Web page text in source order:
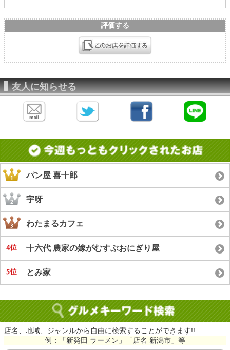
評価する
友人に知らせる
パン屋 喜十郎
宇呀
わたまるカフェ
十六代 農家の嫁がむすぶおにぎり屋
とみ家
店名、地域、ジャンルから自由に検索することができます!!
例：「新発田 ラーメン」「店名 新潟市」等